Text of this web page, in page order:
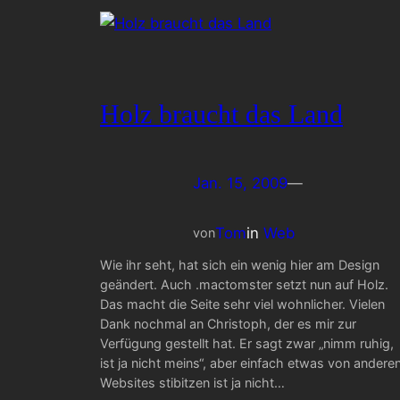
Holz braucht das Land
Jan. 15, 2009—
vonTomin Web
Wie ihr seht, hat sich ein wenig hier am Design
geändert. Auch .mactomster setzt nun auf Holz.
Das macht die Seite sehr viel wohnlicher. Vielen
Dank nochmal an Christoph, der es mir zur
Verfügung gestellt hat. Er sagt zwar „nimm ruhig,
ist ja nicht meins“, aber einfach etwas von
Websites stibitzen ist ja nicht…